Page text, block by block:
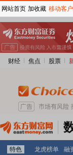
财经 焦点 股票
特色 龙虎榜单 融
网站首页 加收藏 移动客